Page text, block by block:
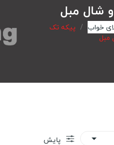
شال مبل
خواب
پیکه تک
مبل
